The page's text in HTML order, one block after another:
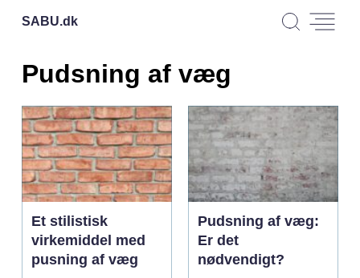
SABU.dk
Pudsning af væg
Et stilistisk
virkemiddel med
pusning af væg
Pudsning af væg:
Er det
nødvendigt?